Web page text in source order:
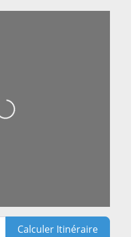
Loading...
Calculer Itinéraire